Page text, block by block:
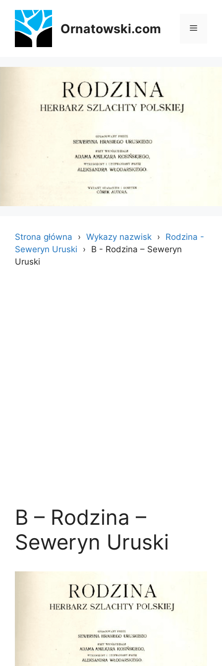
treści
Ornatowski.com Menu
Strona główna Wykazy nazwisk
Rodzina -
Seweryn Uruski
B - Rodzina – Seweryn
Uruski
B – Rodzina –
Seweryn Uruski